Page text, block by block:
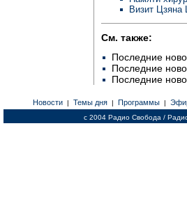
Визит
См. также:
Последние
Последние
Последние
Новости | Темы дня | Программы |
c 2004 Радио Свобода /